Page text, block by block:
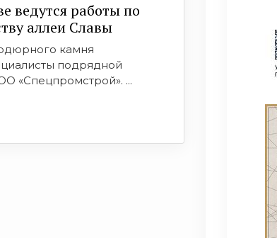
ведутся работы по
аллеи Славы
камня
подрядной
«Спецпромстрой». ...